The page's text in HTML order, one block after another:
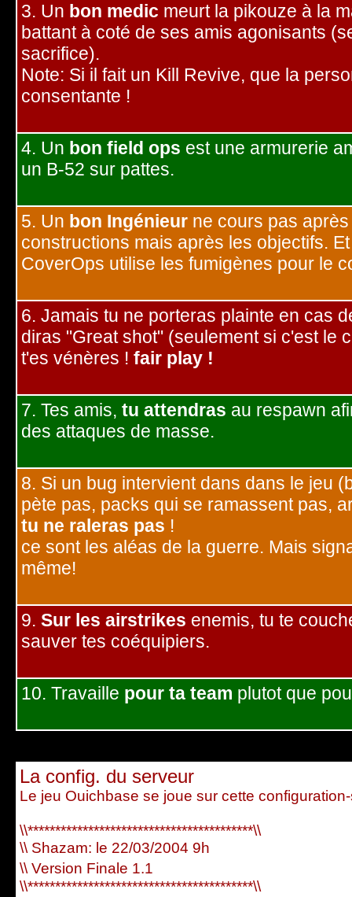
3. Un bon medic meurt la pikouze à la
battant à coté de ses amis agonisants
sacrifice).
Note: Si il fait un Kill Revive, que la
consentante !
4. Un bon field ops est une armurerie
un B-52 sur pattes.
5. Un bon Ingénieur ne cours pas
constructions mais après les objectifs.
CoverOps utilise les fumigènes pour le
6. Jamais tu ne porteras plainte en cas
diras "Great shot" (seulement si c'est le
t'es vénères ! fair play !
7. Tes amis, tu attendras au respawn
des attaques de masse.
8. Si un bug intervient dans dans le jeu
pète pas, packs qui se ramassent pas,
tu ne raleras pas !
ce sont les aléas de la guerre. Mais
même!
9. Sur les airstrikes enemis, tu te
sauver tes coéquipiers.
10. Travaille pour ta team plutot que
La config. du serveur
Le jeu Ouichbase se joue sur cette
\\*****************************************\\
\\ Shazam: le 22/03/2004 9h
\\ Version Finale 1.1
\\*****************************************\\